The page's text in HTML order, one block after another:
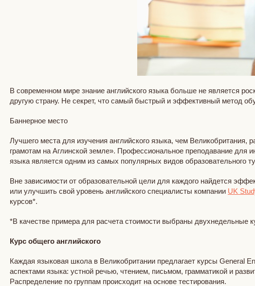
В современном мире знание английского языка больше не является
другую страну. Не секрет, что самый быстрый и эффективный метод
Баннерное место
Лучшего места для изучения английского языка, чем
грамотам на Аглинской земле». Профессиональное преподавание для
языка является одним из самых популярных видов образовательного
Вне зависимости от образовательной цели для каждого найдется
или улучшить свой уровень английского специалисты компании UK
курсов*.
*В качестве примера для расчета стоимости выбраны двухнедельные
Курс общего английского
Каждая языковая школа в Великобритании предлагает курсы General
аспектами языка: устной речью, чтением, письмом, грамматикой и
Распределение по группам происходит на основе тестирования.